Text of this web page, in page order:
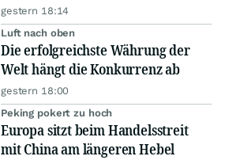
gestern 18:14
Luft nach oben
Die erfolgreichste Währung der
Welt hängt die Konkurrenz ab
gestern 18:00
Peking pokert zu hoch
Europa sitzt beim Handelsstreit
mit China am längeren Hebel